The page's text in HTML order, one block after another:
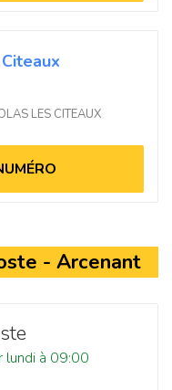
LES CITEAUX
- Arcenant
lundi à 09:00